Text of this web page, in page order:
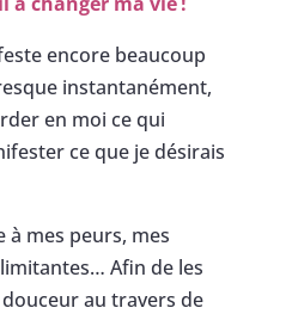
encore beaucoup
instantanément,
en moi ce qui
ce que je désirais
à mes peurs, mes
Afin de les
au travers de